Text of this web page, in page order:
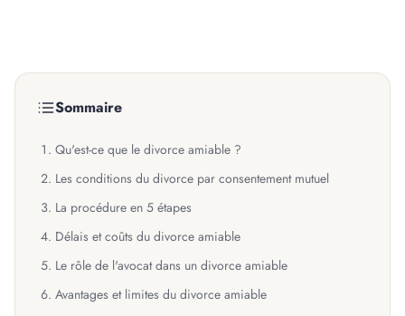
Sommaire
Qu'est-ce que le divorce amiable ?
Les conditions du divorce par consentement mutuel
La procédure en 5 étapes
Délais et coûts du divorce amiable
Le rôle de l'avocat dans un divorce amiable
Avantages et limites du divorce amiable